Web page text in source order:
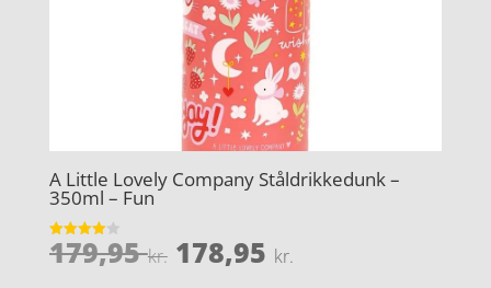
A Little Lovely Company Ståldrikkedunk –
350ml – Fun
Vurderet
179,95kr. Den
178,95 kr.